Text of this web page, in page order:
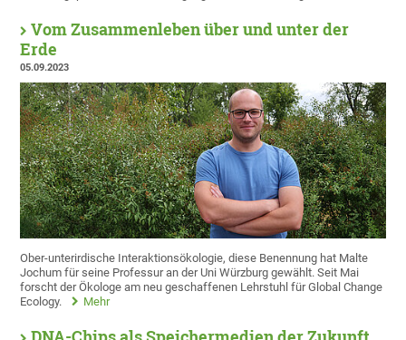
Vom Zusammenleben über und unter der
Erde
05.09.2023
Ober-unterirdische Interaktionsökologie, diese Benennung hat Malte
Jochum für seine Professur an der Uni Würzburg gewählt. Seit Mai
forscht der Ökologe am neu geschaffenen Lehrstuhl für Global Change
Ecology.
Mehr